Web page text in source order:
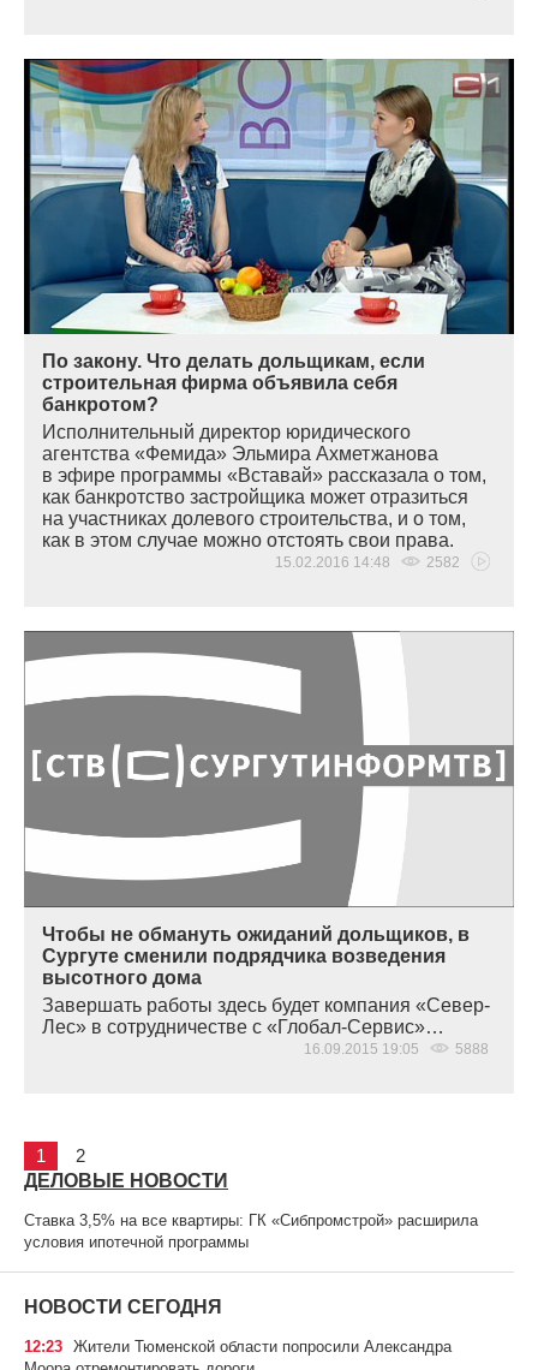
По закону. Что делать дольщикам, если
строительная фирма объявила себя
банкротом?
Исполнительный директор юридического
агентства «Фемида» Эльмира Ахметжанова
в эфире программы «Вставай» рассказала о том,
как банкротство застройщика может отразиться
на участниках долевого строительства, и о том,
как в этом случае можно отстоять свои права.
15.02.2016 14:48 2582
Чтобы не обмануть ожиданий дольщиков, в
Сургуте сменили подрядчика возведения
высотного дома
Завершать работы здесь будет компания «Север-
Лес» в сотрудничестве с «Глобал-Сервис»…
16.09.2015 19:05 5888
1 2
ДЕЛОВЫЕ НОВОСТИ
Ставка 3,5% на все квартиры: ГК «Сибпромстрой» расширила
условия ипотечной программы
НОВОСТИ СЕГОДНЯ
12:23 Жители Тюменской области попросили Александра